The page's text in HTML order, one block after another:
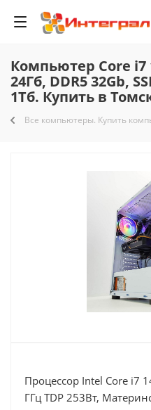
Компьютер Core i7
24Гб, DDR5 32Gb,
1Тб. Купить в
Все компьютеры. Купить
Процессор Intel Core i7
ГГц TDP 253Вт,